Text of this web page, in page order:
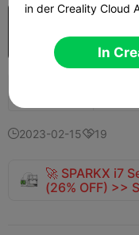
Kaufen
2023-02-1519
🚀 SPARKX i7
(26% OFF) >>
in der Creality Cloud
In